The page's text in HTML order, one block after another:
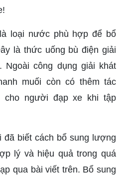
loại nước phù hợp để bổ
là thức uống bù điện giải
Ngoài công dụng giải khát
muối còn có thêm tác
cho người đạp xe khi tập
đã biết cách bổ sung lượng
lý và hiệu quả trong quá
qua bài viết trên. Bổ sung